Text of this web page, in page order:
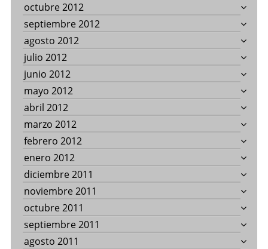
octubre 2012
septiembre 2012
agosto 2012
julio 2012
junio 2012
mayo 2012
abril 2012
marzo 2012
febrero 2012
enero 2012
diciembre 2011
noviembre 2011
octubre 2011
septiembre 2011
agosto 2011